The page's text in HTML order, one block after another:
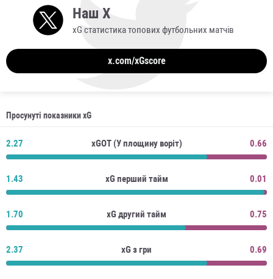
Наш X
xG статистика топових футбольних матчів
x.com/xGscore
Просунуті показники xG
2.27 xGOT (У площину воріт) 0.66
1.43 xG перший тайм 0.01
1.70 xG другий тайм 0.75
2.37 xG з гри 0.69